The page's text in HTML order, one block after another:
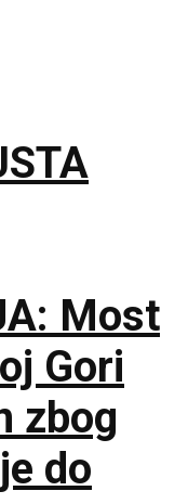
Most
Gori
zbog
do